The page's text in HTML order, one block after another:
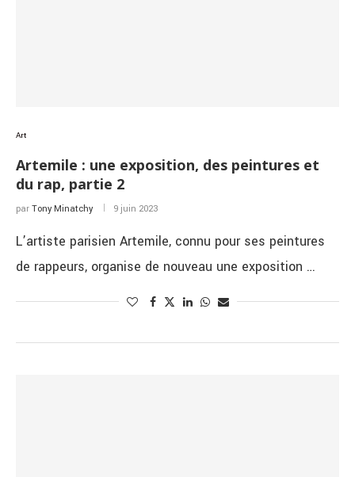
Art
Artemile : une exposition, des peintures et
du rap, partie 2
par Tony Minatchy 9 juin 2023
L’artiste parisien Artemile, connu pour ses peintures
de rappeurs, organise de nouveau une exposition …